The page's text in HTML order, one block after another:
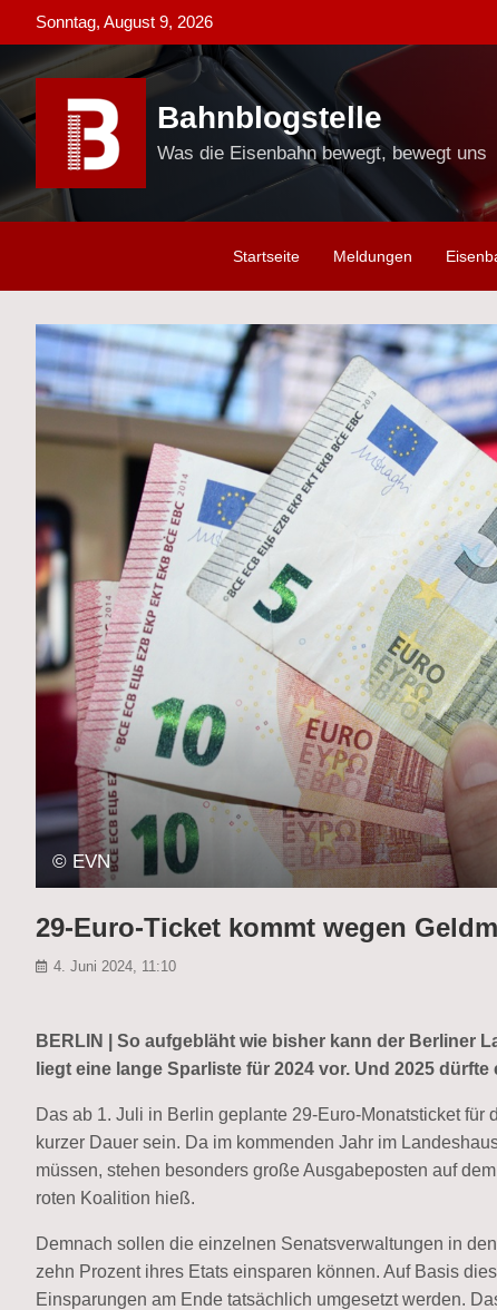
to
content
Sonntag, August 9, 2026
Bahnblogstelle
Was die Eisenbahn bewegt, bewegt uns
Startseite Meldungen
© EVN
29-Euro-Ticket kommt wegen
4. Juni 2024, 11:10
BERLIN | So aufgebläht wie bisher kann der Berliner
liegt eine lange Sparliste für 2024 vor. Und 2025
Das ab 1. Juli in Berlin geplante 29-Euro-Monatsticket
kurzer Dauer sein. Da im kommenden Jahr im
müssen, stehen besonders große Ausgabeposten auf
roten Koalition hieß.
Demnach sollen die einzelnen Senatsverwaltungen in
zehn Prozent ihres Etats einsparen können. Auf Basis
Einsparungen am Ende tatsächlich umgesetzt werden.